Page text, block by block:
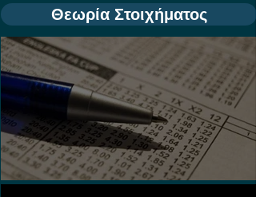
Θεωρία Στοιχήματος
Τι είναι τα Ασιατικά Χάντικαπ;